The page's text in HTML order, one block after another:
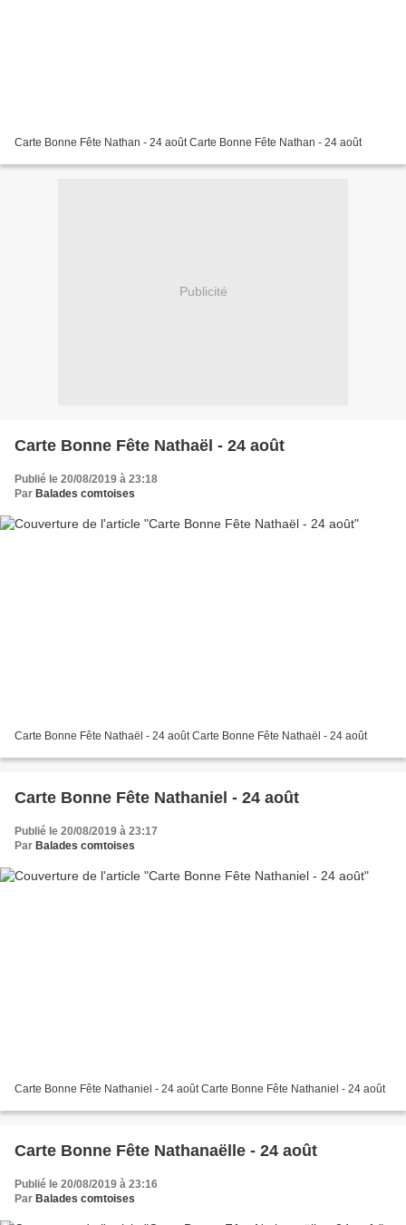
Carte Bonne Fête Nathan - 24 août Carte Bonne Fête Nathan - 24 août
Publicité
Carte Bonne Fête Nathaël - 24 août
Publié le 20/08/2019 à 23:18
Par Balades comtoises
Carte Bonne Fête Nathaël - 24 août Carte Bonne Fête Nathaël - 24 août
Carte Bonne Fête Nathaniel - 24 août
Publié le 20/08/2019 à 23:17
Par Balades comtoises
Carte Bonne Fête Nathaniel - 24 août Carte Bonne Fête Nathaniel - 24 août
Carte Bonne Fête Nathanaëlle - 24 août
Publié le 20/08/2019 à 23:16
Par Balades comtoises